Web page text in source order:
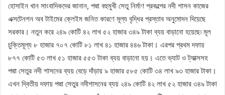
হোসাইন খান সাংবাদিকদের জানান, পদ্মা বহুমুখী সেতু নির্মাণ প্রকল্পের নদী শাসন কাজের
এক্সটেনশন অব টাইমের ক্লেইম জনিত কারণে মূল্য বৃদ্ধির প্রস্তাব অনুমোদন দিয়েছে
সরকার। নতুন করে ২৪৯ কোটি ৪২ লাখ ৫২ হাজার ৩৪৯ টাকা ব্যয় বাড়ানো হয়েছে৷ মূল
চুক্তিমূল্য ৮ হাজার ৭০৭ কোটি ৮১ লাখ ৪১ হাজার ৪৪৬ টাকা। এরপর প্রথম দফায়
৮৭৭ কোটি ৫৩ লাখ ৫১ হাজার ৫৫৩ টাকা ব্যয় বাড়ানো হয়। এতে ভ্যাট ও ট্যাক্সসহ
পদ্মা সেতুর নদী শাসনের ব্যয় বেড়ে দাঁড়ায় ৯ হাজার ৫৮৫ কোটি ৩৪ লাখ ৯৩ হাজার টাকা।
এখন দ্বিতীয় দফায় পদ্মা সেতুর নদীশাসনের ব্যয় ২৪৯ কোটি ৪২ লাখ ৫২ হাজার ৩৪৯ টাকা